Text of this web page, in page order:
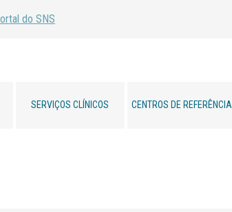
SERVIÇOS CLÍNICOS CENTROS DE REFERÊNCIA